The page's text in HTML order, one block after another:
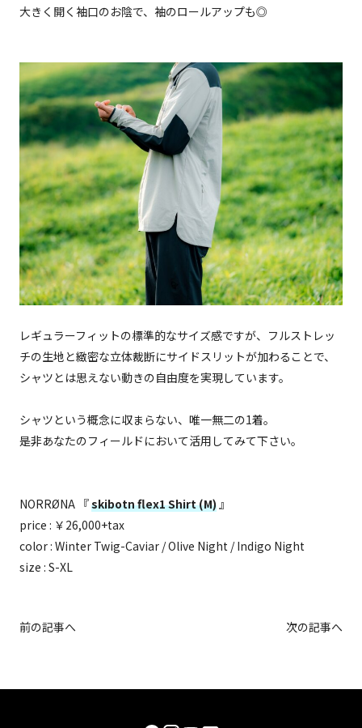
大きく開く袖口のお陰で、袖のロールアップも◎
レギュラーフィットの標準的なサイズ感ですが、フルストレッ
チの生地と緻密な立体裁断にサイドスリットが加わることで、
シャツとは思えない動きの自由度を実現しています。
シャツという概念に収まらない、唯一無二の1着。
是非あなたのフィールドにおいて活用してみて下さい。
NORRØNA 『skibotn flex1 Shirt (M) 』
price : ￥26,000+tax
color : Winter Twig-Caviar / Olive Night / Indigo Night
size : S-XL
前の記事へ 次の記事へ